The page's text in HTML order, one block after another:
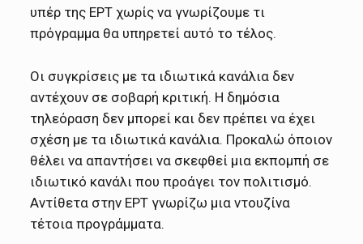
υπέρ της ΕΡΤ χωρίς να γνωρίζουμε τι
πρόγραμμα θα υπηρετεί αυτό το τέλος.
Οι συγκρίσεις με τα ιδιωτικά κανάλια δεν
αντέχουν σε σοβαρή κριτική. Η δημόσια
τηλεόραση δεν μπορεί και δεν πρέπει να έχει
σχέση με τα ιδιωτικά κανάλια. Προκαλώ όποιον
θέλει να απαντήσει να σκεφθεί μια εκπομπή σε
ιδιωτικό κανάλι που προάγει τον πολιτισμό.
Αντίθετα στην ΕΡΤ γνωρίζω μια ντουζίνα
τέτοια προγράμματα.